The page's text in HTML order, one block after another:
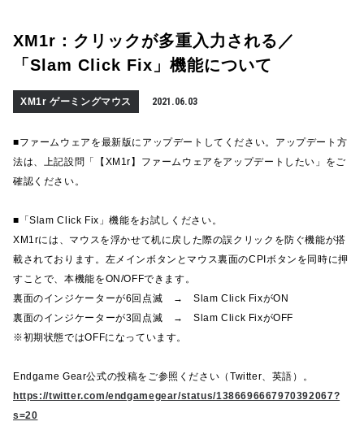
XM1r：クリックが多重入力される／
「Slam Click Fix」機能について
XM1r ゲーミングマウス 2021.06.03
■ファームウェアを最新版にアップデートしてください。アップデート方
法は、上記設問「【XM1r】ファームウェアをアップデートしたい」をご
確認ください。
■「Slam Click Fix」機能をお試しください。
XM1rには、マウスを浮かせて机に戻した際の誤クリックを防ぐ機能が搭
載されております。左メインボタンとマウス裏面のCPIボタンを同時に押
すことで、本機能をON/OFFできます。
裏面のインジケーターが6回点滅 → Slam Click FixがON
裏面のインジケーターが3回点滅 → Slam Click FixがOFF
※初期状態ではOFFになっています。
Endgame Gear公式の投稿をご参照ください（Twitter、英語）。
https://twitter.com/endgamegear/status/1386696667970392067?
s=20